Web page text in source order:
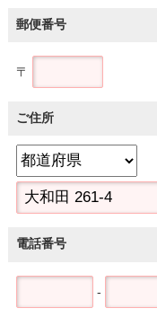
郵便番号
〒
ご住所
電話番号
-